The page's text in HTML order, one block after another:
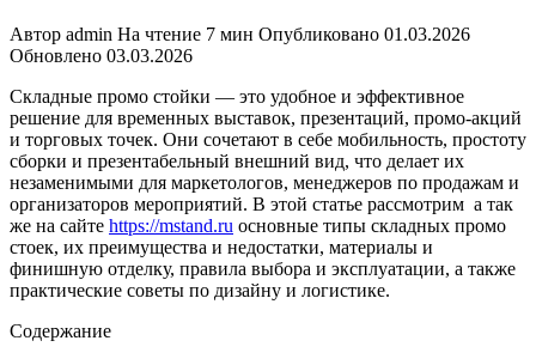
Автор admin На чтение 7 мин Опубликовано 01.03.2026
Обновлено 03.03.2026
Складные промо стойки — это удобное и эффективное
решение для временных выставок, презентаций, промо-акций
и торговых точек. Они сочетают в себе мобильность, простоту
сборки и презентабельный внешний вид, что делает их
незаменимыми для маркетологов, менеджеров по продажам и
организаторов мероприятий. В этой статье рассмотрим а так
же на сайте https://mstand.ru основные типы складных промо
стоек, их преимущества и недостатки, материалы и
финишную отделку, правила выбора и эксплуатации, а также
практические советы по дизайну и логистике.
Содержание